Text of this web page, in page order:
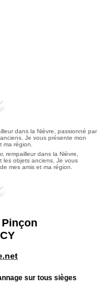
rempailleur dans la Nièvre,
les objets anciens. Je vous
mes amis et ma région.
sur tous sièges